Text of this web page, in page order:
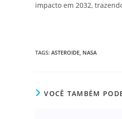
impacto em 2032,
TAGS: ASTEROIDE, NASA
VOCÊ TAMBÉM